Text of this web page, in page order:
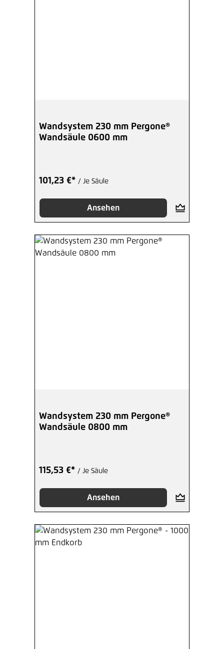
Wandsystem 230 mm Pergone®
Wandsäule 0600 mm
101,23 €* / Je Säule
Ansehen
Wandsystem 230 mm Pergone®
Wandsäule 0800 mm
115,53 €* / Je Säule
Ansehen